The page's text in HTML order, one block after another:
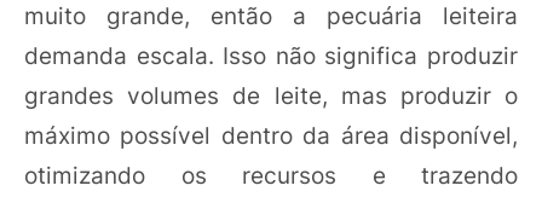
muito grande, então a pecuária leiteira
demanda escala. Isso não significa produzir
grandes volumes de leite, mas produzir o
máximo possível dentro da área disponível,
otimizando os recursos e trazendo